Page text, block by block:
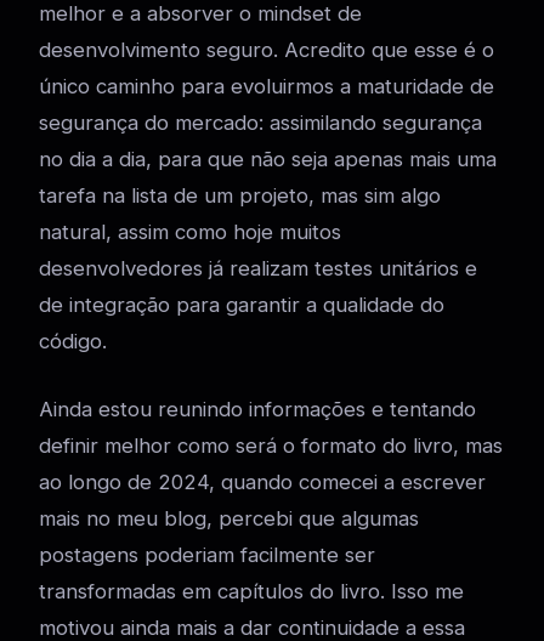
melhor e a absorver o mindset de
desenvolvimento seguro. Acredito que esse é o
único caminho para evoluirmos a maturidade de
segurança do mercado: assimilando segurança
no dia a dia, para que não seja apenas mais uma
tarefa na lista de um projeto, mas sim algo
natural, assim como hoje muitos
desenvolvedores já realizam testes unitários e
de integração para garantir a qualidade do
código.
Ainda estou reunindo informações e tentando
definir melhor como será o formato do livro, mas
ao longo de 2024, quando comecei a escrever
mais no meu blog, percebi que algumas
postagens poderiam facilmente ser
transformadas em capítulos do livro. Isso me
motivou ainda mais a dar continuidade a essa